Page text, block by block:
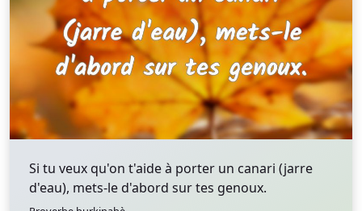
Si tu veux qu'on t'aide à porter un canari (jarre
d'eau), mets-le d'abord sur tes genoux.